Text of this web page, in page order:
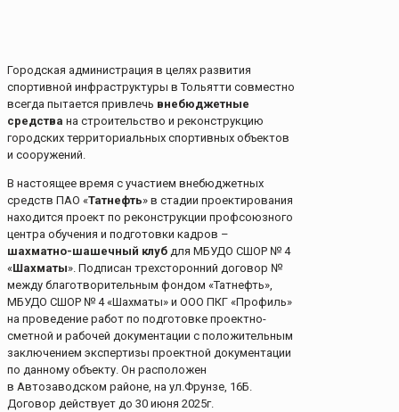
Городская администрация в целях развития
спортивной инфраструктуры в Тольятти совместно
всегда пытается привлечь внебюджетные
средства на строительство и реконструкцию
городских территориальных спортивных объектов
и сооружений.
В настоящее время с участием внебюджетных
средств ПАО «Татнефть» в стадии проектирования
находится проект по реконструкции профсоюзного
центра обучения и подготовки кадров –
шахматно-шашечный клуб для МБУДО СШОР № 4
«Шахматы». Подписан трехсторонний договор №
между благотворительным фондом «Татнефть»,
МБУДО СШОР № 4 «Шахматы» и ООО ПКГ «Профиль»
на проведение работ по подготовке проектно-
сметной и рабочей документации с положительным
заключением экспертизы проектной документации
по данному объекту. Он расположен
в Автозаводском районе, на ул.Фрунзе, 16Б.
Договор действует до 30 июня 2025г.